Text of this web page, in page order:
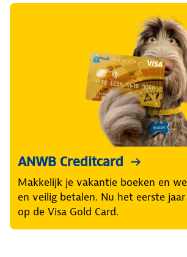
ANWB Creditcard
Makkelijk je vakantie boeken en
en veilig betalen. Nu het eerste
op de Visa Gold Card.